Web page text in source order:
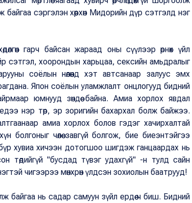
сэргэлэн хөөрхөн Мидорийн дүр сэтгэлд нэг
гарч байсан жараад оны сүүлээр өрнөх үйл
сэтгэл, хоорондын харьцаа, сексийн амьдралыг
соёлын нөлөөнд хэт автсанаар залуус эмх
Япон соёлын уламжлалт онцлогууд бидний
юмнууд зөндөө байна. Амиа хорлох явдал
нэр төр, эр зоригийн бахархал болж байжээ.
амиа хорлох болов гэдэг хачирхалтай
болгоныг чөлөө завгүй болгож, бие биеэнтэйгээ
хувиа хичээн дотогшоо шигдэж ганцаардах нь
төдийгүй "бусдад түвэг удахгүй" -н тулд сайн
чигээрээ мөнхрөн үлдсэн зохиолын баатрууд!
байгаа нь садар самуун зүйл ердөө ч биш. Бидний